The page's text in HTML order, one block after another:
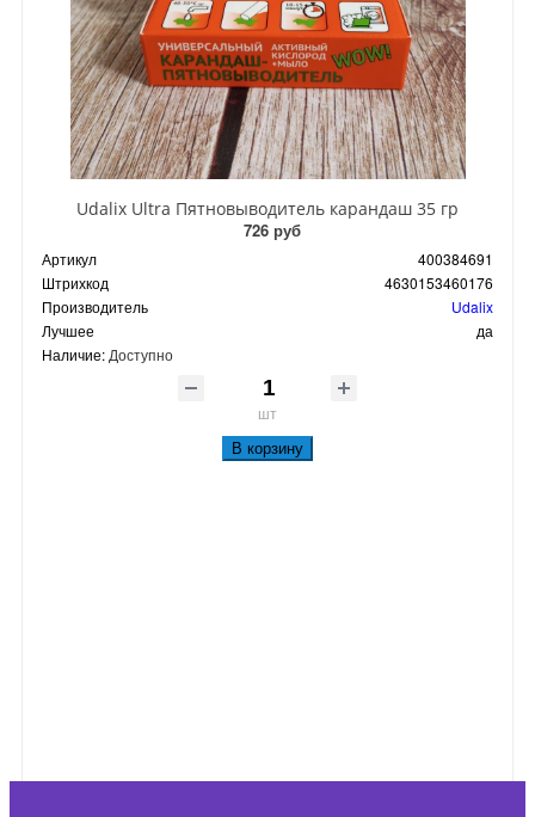
Udalix Ultra Пятновыводитель карандаш 35 гр
726 руб
Артикул
400384691
Штрихкод
4630153460176
Производитель
Udalix
Лучшее
да
Наличие: Доступно
шт
В корзину